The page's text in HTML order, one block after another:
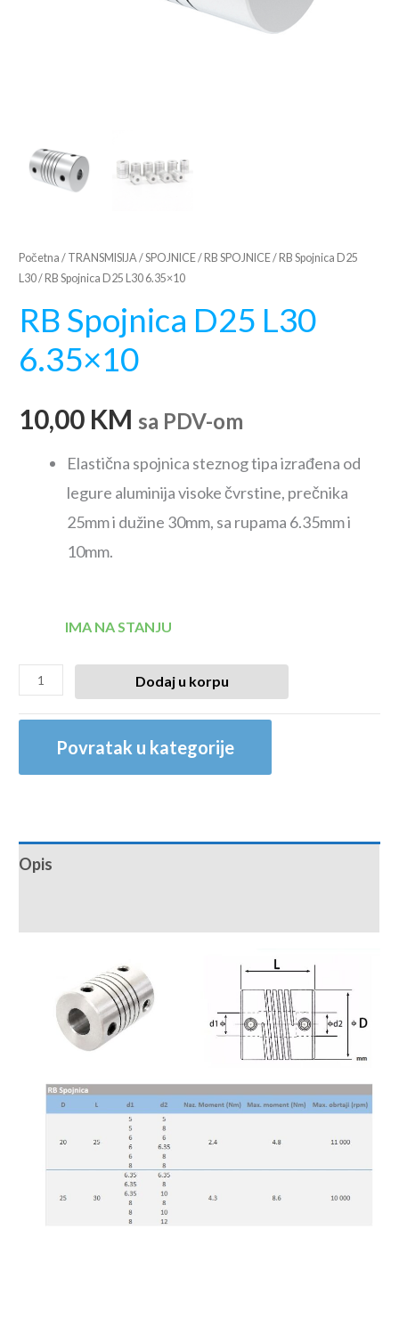
Početna / TRANSMISIJA/SPOJNICE/ RB SPOJNICE/ RB Spojnica D25
L30/ RB Spojnica D25 L30 6.35×10
RB Spojnica D25 L30
6.35×10
10,00 KM sa PDV-om
Elastična spojnica steznog tipa izrađena od
legure aluminija visoke čvrstine, prečnika
25mm i dužine 30mm, sa rupama 6.35mm i
10mm.
IMA NA STANJU
Dodaj u korpu
Povratak u kategorije
Opis